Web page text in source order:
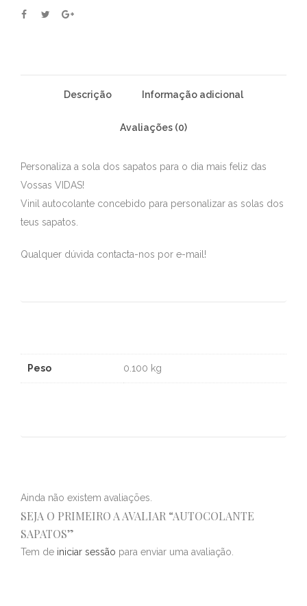
Descrição Informação adicional
Avaliações (0)
Personaliza a sola dos sapatos para o dia mais feliz das
Vossas VIDAS!
Vinil autocolante concebido para personalizar as solas dos
teus sapatos.
Qualquer dúvida contacta-nos por e-mail!
Peso 0.100 kg
Ainda não existem avaliações.
SEJA O PRIMEIRO A AVALIAR “AUTOCOLANTE
SAPATOS”
Tem de iniciar sessão para enviar uma avaliação.